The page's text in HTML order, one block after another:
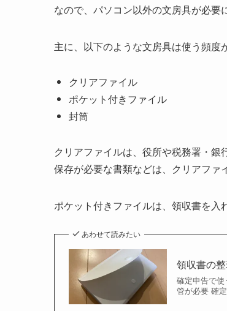
なので、パソコン以外の文房具が必要
主に、以下のような文房具は使う頻度
クリアファイル
ポケット付きファイル
封筒
クリアファイルは、役所や税務署・銀
保存が必要な書類などは、クリアファ
ポケット付きファイルは、領収書を入
あわせて読みたい
領収書の
確定申告で
管が必要 確